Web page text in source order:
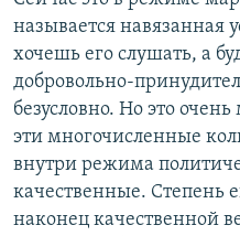
называется навязанная
хочешь его слушать, а
добровольно-
безусловно. Но это
эти многочисленные
внутри режима
качественные. Степень
наконец качественной